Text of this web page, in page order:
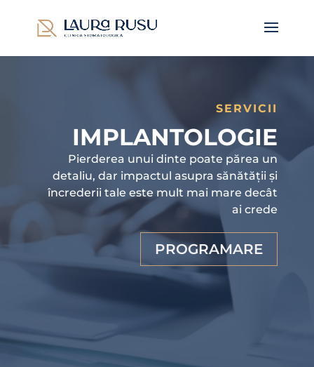
SERVICII
IMPLANTOLOGIE
Pierderea unui dinte poate părea un
detaliu, dar impactul asupra sănătății și
încrederii tale este mult mai mare decât
ai crede
PROGRAMARE